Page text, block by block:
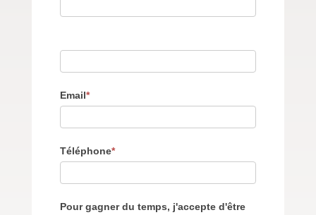
Email*
Téléphone*
Pour gagner du temps, j'accepte d'être